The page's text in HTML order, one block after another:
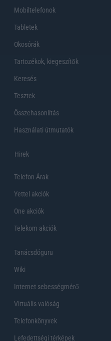
Mobiltelefonok
Tabletek
Okosórák
Tartozékok, kiegeszítők
Keresés
Tesztek
Összehasonlítás
Használati útmutatók
Hirek
Telefon Árak
Yettel akciók
One akciók
Telekom akciók
Tanácsdóguru
Wiki
Internet sebességmérő
Virtuális valóság
Telefonkönyvek
Lefedettségi térképek